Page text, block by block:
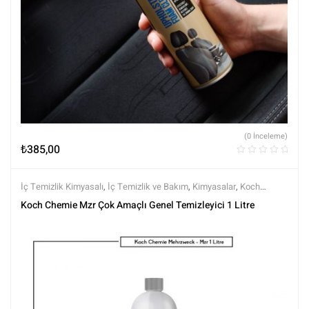
₺385,00
(0 İnceleme)
İç Temizlik Kimyasalı, İç Temizlik ve Bakım, Kimyasalar, Koch
Chemie,Markalar,Tüm Ürünler,Tüm Ürünler
Koch Chemie Mzr Çok Amaçlı Genel Temizleyici 1 Litre